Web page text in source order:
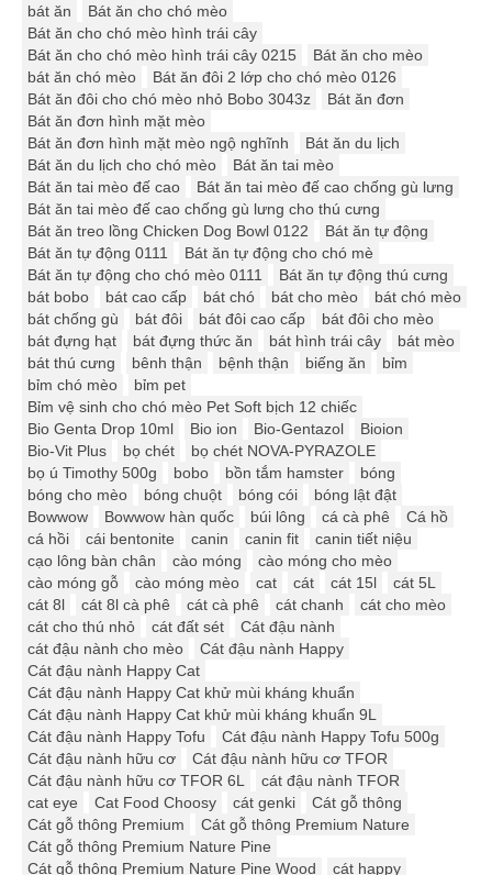
bát ăn
Bát ăn cho chó mèo
Bát ăn cho chó mèo hình trái cây
Bát ăn cho chó mèo hình trái cây 0215
Bát ăn cho mèo
bát ăn chó mèo
Bát ăn đôi 2 lớp cho chó mèo 0126
Bát ăn đôi cho chó mèo nhỏ Bobo 3043z
Bát ăn đơn
Bát ăn đơn hình mặt mèo
Bát ăn đơn hình mặt mèo ngộ nghĩnh
Bát ăn du lịch
Bát ăn du lịch cho chó mèo
Bát ăn tai mèo
Bát ăn tai mèo đế cao
Bát ăn tai mèo đế cao chống gù lưng
Bát ăn tai mèo đế cao chống gù lưng cho thú cưng
Bát ăn treo lồng Chicken Dog Bowl 0122
Bát ăn tự động
Bát ăn tự động 0111
Bát ăn tự động cho chó mè
Bát ăn tự động cho chó mèo 0111
Bát ăn tự động thú cưng
bát bobo
bát cao cấp bát chó bát cho mèo
bát chó mèo
bát chống gù
bát đôi bát đôi cao cấp
bát đôi cho mèo
bát đựng hạt
bát đựng thức ăn bát hình trái cây
bát mèo
bát thú cưng
bênh thận bệnh thận biếng ăn
bỉm
bỉm chó mèo
bỉm pet
Bỉm vệ sinh cho chó mèo Pet Soft bịch 12 chiếc
Bio Genta Drop 10ml
Bio ion Bio-Gentazol
Bioion
Bio-Vit Plus
bọ chét
bọ chét NOVA-PYRAZOLE
bọ ú Timothy 500g
bobo bồn tắm hamster
bóng
bóng cho mèo
bóng chuột bóng cói
bóng lật đật
Bowwow
Bowwow hàn quốc búi lông cá cà phê
Cá hồ
cá hồi
cái bentonite canin canin fit
canin tiết niệu
cạo lông bàn chân
cào móng
cào móng cho mèo
cào móng gỗ
cào móng mèo cat cát cát 15l
cát 5L
cát 8l
cát 8l cà phê cát cà phê cát chanh
cát cho mèo
cát cho thú nhỏ
cát đất sét
Cát đậu nành
cát đậu nành cho mèo
Cát đậu nành Happy
Cát đậu nành Happy Cat
Cát đậu nành Happy Cat khử mùi kháng khuẩn
Cát đậu nành Happy Cat khử mùi kháng khuẩn 9L
Cát đậu nành Happy Tofu
Cát đậu nành Happy Tofu 500g
Cát đậu nành hữu cơ
Cát đậu nành hữu cơ TFOR
Cát đậu nành hữu cơ TFOR 6L
cát đậu nành TFOR
cat eye
Cat Food Choosy cát genki
Cát gỗ thông
Cát gỗ thông Premium
Cát gỗ thông Premium Nature
Cát gỗ thông Premium Nature Pine
Cát gỗ thông Premium Nature Pine Wood
cát happy